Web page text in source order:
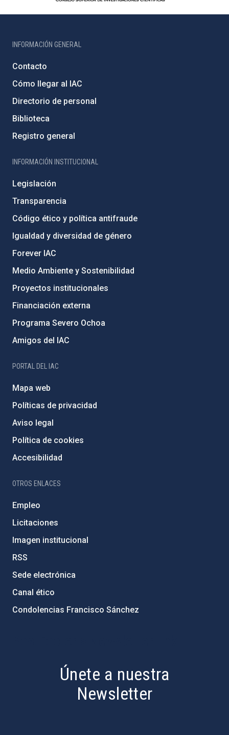
INFORMACIÓN GENERAL
Contacto
Cómo llegar al IAC
Directorio de personal
Biblioteca
Registro general
INFORMACIÓN INSTITUCIONAL
Legislación
Transparencia
Código ético y política antifraude
Igualdad y diversidad de género
Forever IAC
Medio Ambiente y Sostenibilidad
Proyectos institucionales
Financiación externa
Programa Severo Ochoa
Amigos del IAC
PORTAL DEL IAC
Mapa web
Políticas de privacidad
Aviso legal
Política de cookies
Accesibilidad
OTROS ENLACES
Empleo
Licitaciones
Imagen institucional
RSS
Sede electrónica
Canal ético
Condolencias Francisco Sánchez
Únete a nuestra
Newsletter